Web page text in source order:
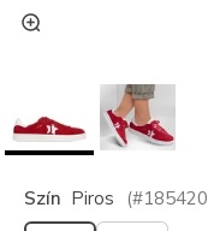
Szín Piros (#185420